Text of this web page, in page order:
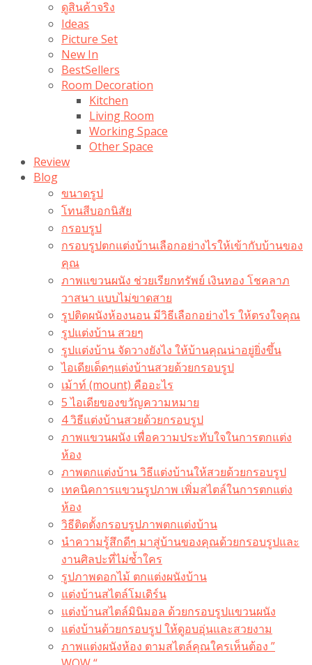
ดูสินค้าจริง
Ideas
Picture Set
New In
BestSellers
Room Decoration
Kitchen
Living Room
Working Space
Other Space
Review
Blog
ขนาดรูป
โทนสีบอกนิสัย
กรอบรูป
กรอบรูปตกแต่งบ้านเลือกอย่างไรให้เข้ากับบ้านของ
คุณ
ภาพแขวนผนัง ช่วยเรียกทรัพย์ เงินทอง โชคลาภ
วาสนา แบบไม่ขาดสาย
รูปติดผนังห้องนอน มีวิธีเลือกอย่างไร ให้ตรงใจคุณ
รูปแต่งบ้าน สวยๆ
รูปแต่งบ้าน จัดวางยังไง ให้บ้านคุณน่าอยู่ยิ่งขึ้น
ไอเดียเด็ดๆแต่งบ้านสวยด้วยกรอบรูป
เม้าท์ (mount) คืออะไร​
5 ไอเดียของขวัญความหมาย
4 วิธีแต่งบ้านสวยด้วยกรอบรูป
ภาพแขวนผนัง เพื่อความประทับใจในการตกแต่ง
ห้อง
ภาพตกแต่งบ้าน วิธีแต่งบ้านให้สวยด้วยกรอบรูป
เทคนิคการแขวนรูปภาพ เพิ่มสไตล์ในการตกแต่ง
ห้อง
วิธีติดตั้งกรอบรูปภาพตกแต่งบ้าน
นำความรู้สึกดีๆ มาสู่บ้านของคุณด้วยกรอบรูปและ
งานศิลปะที่ไม่ซ้ำใคร
รูปภาพดอกไม้ ตกแต่งผนังบ้าน
แต่งบ้านสไตล์โมเดิร์น
แต่งบ้านสไตล์มินิมอล ด้วยกรอบรูปแขวนผนัง
แต่งบ้านด้วยกรอบรูป ให้ดูอบอุ่นและสวยงาม
ภาพแต่งผนังห้อง ตามสไตล์คุณใครเห็นต้อง ”